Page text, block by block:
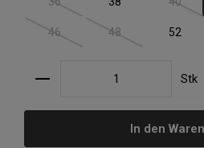
(Diese Option ist zurzeit nicht
46(Diese Option ist zurzeit nicht
48(Diese Option ist
52
Produkt Anzahl: Gib denStk
In den